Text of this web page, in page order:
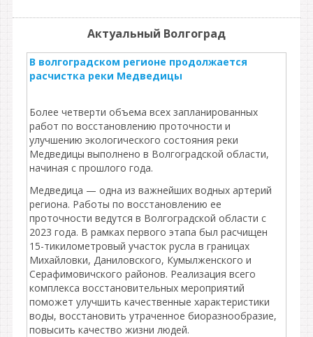
Актуальный Волгоград
В волгоградском регионе продолжается
расчистка реки Медведицы
Более четверти объема всех запланированных
работ по восстановлению проточности и
улучшению экологического состояния реки
Медведицы выполнено в Волгоградской области,
начиная с прошлого года.
Медведица — одна из важнейших водных артерий
региона. Работы по восстановлению ее
проточности ведутся в Волгоградской области с
2023 года. В рамках первого этапа был расчищен
15-тикилометровый участок русла в границах
Михайловки, Даниловского, Кумылженского и
Серафимовичского районов. Реализация всего
комплекса восстановительных мероприятий
поможет улучшить качественные характеристики
воды, восстановить утраченное биоразнообразие,
повысить качество жизни людей.